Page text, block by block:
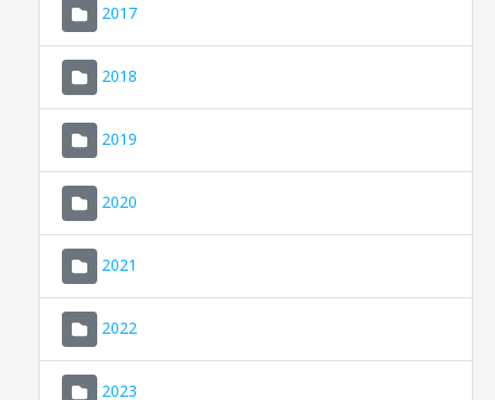
2017
2018
2019
2020
2021
2022
2023